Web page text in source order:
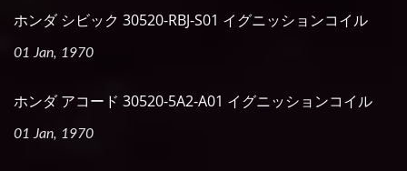
ホンダ シビック 30520-RBJ-S01 イグニッションコイル
01 Jan, 1970
ホンダ アコード 30520-5A2-A01 イグニッションコイル
01 Jan, 1970